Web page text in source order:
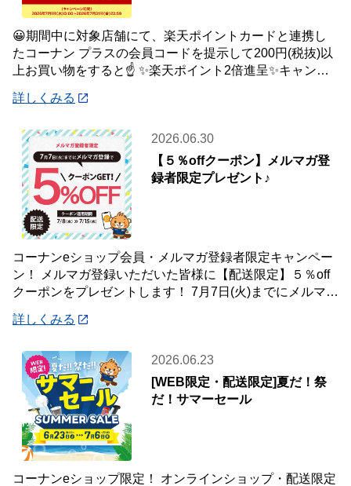
😀期間中に対象店舗にて、楽天ポイントカードと連携し
たコーナン プラスの会員コードを提示して200円(税抜)以
上お買い物をすると☝️ ✨楽天ポイント2倍進呈✨キャンペ
詳しくみる
2026.06.30
【５％offクーポン】メルマガ登
録者限定プレゼント♪
コーナンeショップ会員・メルマガ登録者限定キャンペー
ン！ メルマガ登録いただいた皆様に【配送限定】５％off
クーポンをプレゼントします！ 7月7日(火)までにメルマガ
詳しくみる
2026.06.23
[WEB限定・配送限定]夏だ！祭
だ！サマーセール
コーナンeショップ限定！ オンラインショップ・配送限定